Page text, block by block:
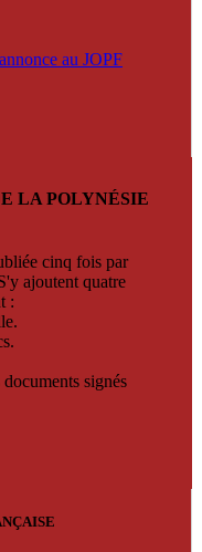
au JOPF
LA POLYNÉSIE
cinq fois par
ajoutent quatre
:
signés